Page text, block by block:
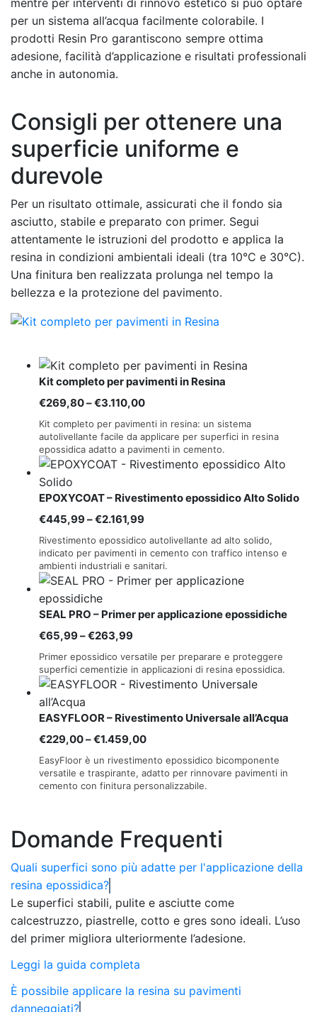
per un sistema all’acqua facilmente colorabile. I
prodotti Resin Pro garantiscono sempre ottima
adesione, facilità d’applicazione e risultati professionali
anche in autonomia.
Consigli per ottenere una
superficie uniforme e
durevole
Per un risultato ottimale, assicurati che il fondo sia
asciutto, stabile e preparato con primer. Segui
attentamente le istruzioni del prodotto e applica la
resina in condizioni ambientali ideali (tra 10°C e 30°C).
Una finitura ben realizzata prolunga nel tempo la
bellezza e la protezione del pavimento.
Kit completo per pavimenti in Resina
€269,80–€3.110,00Fascia
di
prezzo:
da
€269,80
€3.110,00
Kit completo per pavimenti in resina: un sistema
autolivellante facile da applicare per superfici in resina
epossidica adatto a pavimenti in cemento.
EPOXYCOAT – Rivestimento epossidico Alto Solido
€445,99–€2.161,99Fascia
di
prezzo:
da
€445,99
€2.161,99
Rivestimento epossidico autolivellante ad alto solido,
indicato per pavimenti in cemento con traffico intenso e
ambienti industriali e sanitari.
SEAL PRO – Primer per applicazione epossidiche
€65,99–€263,99Fascia
di
prezzo:
da
a
€263,99
Primer epossidico versatile per preparare e proteggere
superfici cementizie in applicazioni di resina epossidica.
EASYFLOOR – Rivestimento Universale all’Acqua
€229,00–€1.459,00Fascia
di
prezzo:
da
€1.459,00
EasyFloor è un rivestimento epossidico bicomponente
versatile e traspirante, adatto per rinnovare pavimenti in
cemento con finitura personalizzabile.
Domande Frequenti
Quali superfici sono più adatte per l'applicazione della
resina epossidica?
Le superfici stabili, pulite e asciutte come
calcestruzzo, piastrelle, cotto e gres sono ideali. L’uso
del primer migliora ulteriormente l’adesione.
Leggi la guida completa
È possibile applicare la resina su pavimenti
danneggiati?